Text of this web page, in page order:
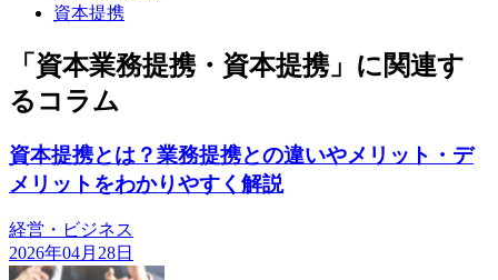
資本提携
「資本業務提携・資本提携」に関連す
るコラム
資本提携とは？業務提携との違いやメリット・デ
メリットをわかりやすく解説
経営・ビジネス
2026年04月28日